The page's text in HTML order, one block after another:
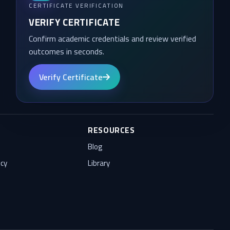
CERTIFICATE VERIFICATION
VERIFY CERTIFICATE
Confirm academic credentials and review verified
outcomes in seconds.
Verify Certificate
RESOURCES
Blog
Library